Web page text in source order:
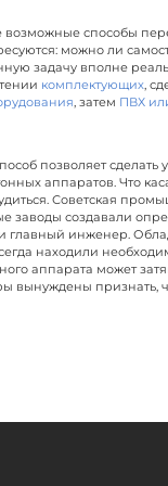
возможные способы
можно ли
задачу вполне
комплектующих,
, затем ПВХ
позволяет сделать
аппаратов. Что
Советская
заводы создавали
главный инженер.
находили
аппарата может
вынуждены признать,